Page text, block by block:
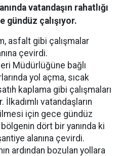
vatandaşın rahatlığı
gündüz çalışıyor.
asfalt gibi çalışmalar
çevirdi.
Müdürlüğüne bağlı
yol açma, sıcak
kaplama gibi çalışmaları
vatandaşların
için gece gündüz
dört bir yanında ki
alanına çevirdi.
ardından bozulan yollara